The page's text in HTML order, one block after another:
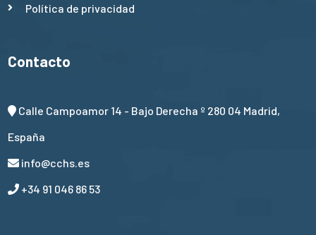
Política de privacidad
Contacto
Calle Campoamor 14 - Bajo Derecha º 280 04 Madrid,
España
info@cchs.es
+34 91 046 86 53